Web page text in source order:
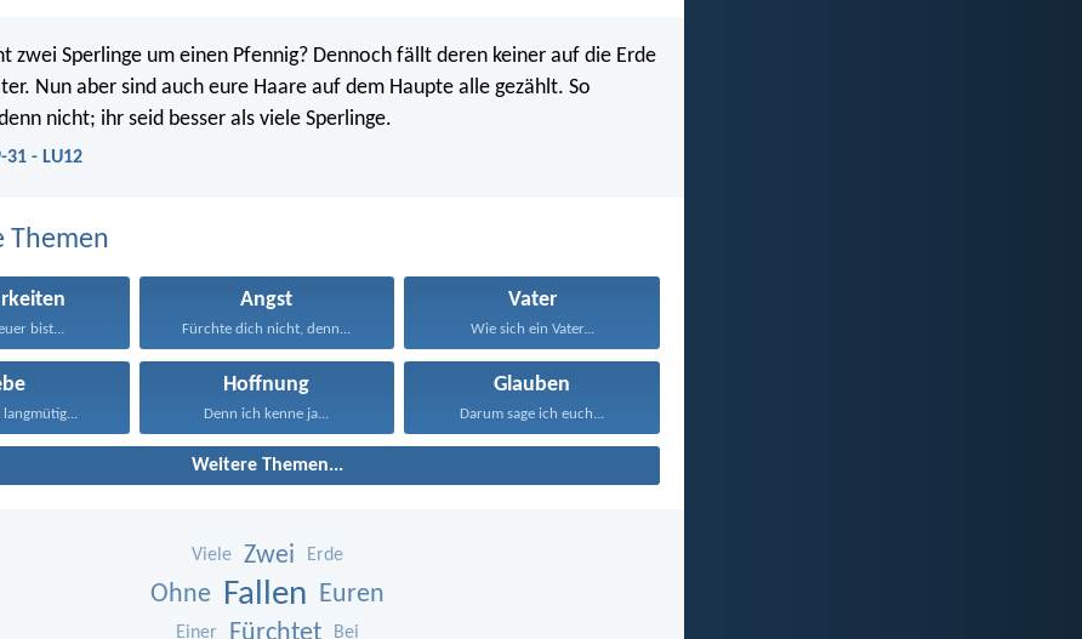
zwei Sperlinge um einen Pfennig? Dennoch fällt deren keiner auf die Erde
Nun aber sind auch eure Haare auf dem Haupte alle gezählt. So
nicht; ihr seid besser als viele Sperlinge.
- LU12
Themen
bist...
Angst
Fürchte dich nicht, denn...
Vater
Wie sich ein Vater...
langmütig...
Hoffnung
Denn ich kenne ja...
Glauben
Darum sage ich euch...
Weitere Themen...
Viele Zwei Erde
Ohne Fallen Euren
Einer Bei